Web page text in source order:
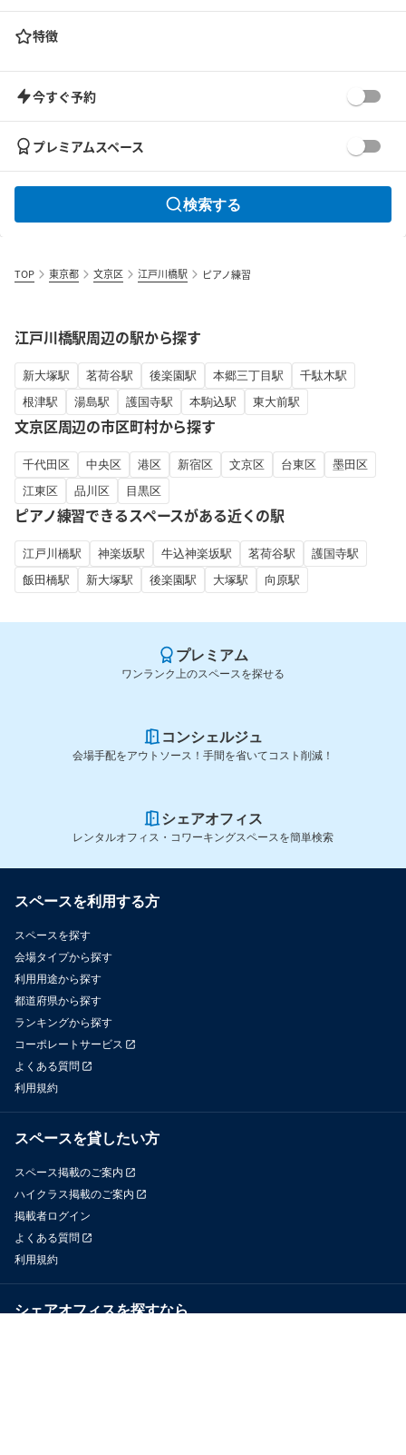
特徴
今すぐ予約
プレミアムスペース
検索する
TOP 東京都 文京区 江戸川橋駅 ピアノ練習
江戸川橋駅周辺の駅から探す
新大塚駅 茗荷谷駅 後楽園駅 本郷三丁目駅
千駄木駅
根津駅
湯島駅 護国寺駅 本駒込駅 東大前駅
文京区周辺の市区町村から探す
千代田区 中央区 港区 新宿区 文京区 台東区
墨田区
江東区
品川区 目黒区
ピアノ練習できるスペースがある近くの駅
江戸川橋駅 神楽坂駅 牛込神楽坂駅 茗荷谷駅
護国寺駅
飯田橋駅
新大塚駅 後楽園駅 大塚駅 向原駅
プレミアム
ワンランク上のスペースを探せる
コンシェルジュ
会場手配をアウトソース！手間を省いてコスト削減！
シェアオフィス
レンタルオフィス・コワーキングスペースを簡単検索
スペースを利用する方
スペースを探す
会場タイプから探す
利用用途から探す
都道府県から探す
ランキングから探す
コーポレートサービス
よくある質問
利用規約
スペースを貸したい方
スペース掲載のご案内
ハイクラス掲載のご案内
掲載者ログイン
よくある質問
利用規約
シェアオフィスを探すなら